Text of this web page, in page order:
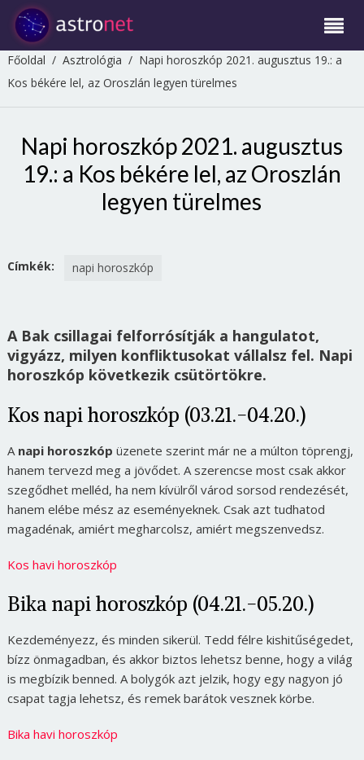
Főoldal / Asztrológia / Napi horoszkóp 2021. augusztus 19.: a
Kos békére lel, az Oroszlán legyen türelmes
Napi horoszkóp 2021. augusztus
19.: a Kos békére lel, az Oroszlán
legyen türelmes
Címkék: napi horoszkóp
A Bak csillagai felforrósítják a hangulatot,
vigyázz, milyen konfliktusokat vállalsz fel. Napi
horoszkóp következik csütörtökre.
Kos napi horoszkóp (03.21.-04.20.)
A napi horoszkóp üzenete szerint már ne a múlton töprengj,
hanem tervezd meg a jövődet. A szerencse most csak akkor
szegődhet melléd, ha nem kívülről várod sorsod rendezését,
hanem elébe mész az eseményeknek. Csak azt tudhatod
magadénak, amiért megharcolsz, amiért megszenvedsz.
Kos havi horoszkóp
Bika napi horoszkóp (04.21.-05.20.)
Kezdeményezz, és minden sikerül. Tedd félre kishitűségedet,
bízz önmagadban, és akkor biztos lehetsz benne, hogy a világ
is megbízik benned. A bolygók azt jelzik, hogy egy nagyon jó
csapat tagja lehetsz, és remek barátok vesznek körbe.
Bika havi horoszkóp